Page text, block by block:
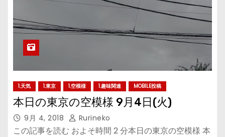
1.天気 1.東京 1.空模様 1.趣味関連 MOBILE投稿
本日の東京の空模様 9月4日(火)
9月 4, 2018 Rurineko
この記事を読む およそ時間 2 分本日の東京の空模様 本